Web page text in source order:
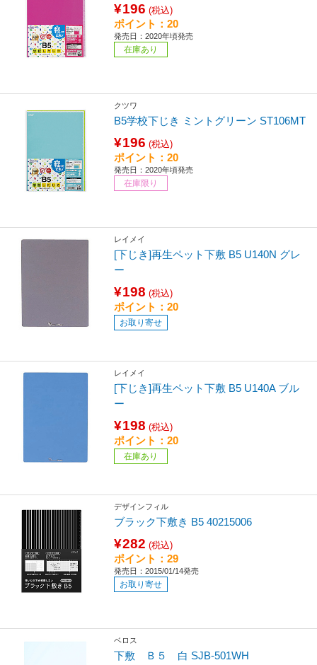
¥196 (税込)
ポイント：20
発売日：2020年頃発売
在庫あり
クツワ
B5学校下じき ミントグリーン ST106MT
¥196 (税込)
ポイント：20
発売日：2020年頃発売
在庫限り
レイメイ
[下じき]再生ペット下敷 B5 U140N グレ
ー
¥198 (税込)
ポイント：20
お取り寄せ
レイメイ
[下じき]再生ペット下敷 B5 U140A ブル
ー
¥198 (税込)
ポイント：20
在庫あり
デザインフィル
ブラック下敷き B5 40215006
¥282 (税込)
ポイント：29
発売日：2015/01/14発売
お取り寄せ
ベロス
下敷 Ｂ５ 白 SJB-501WH